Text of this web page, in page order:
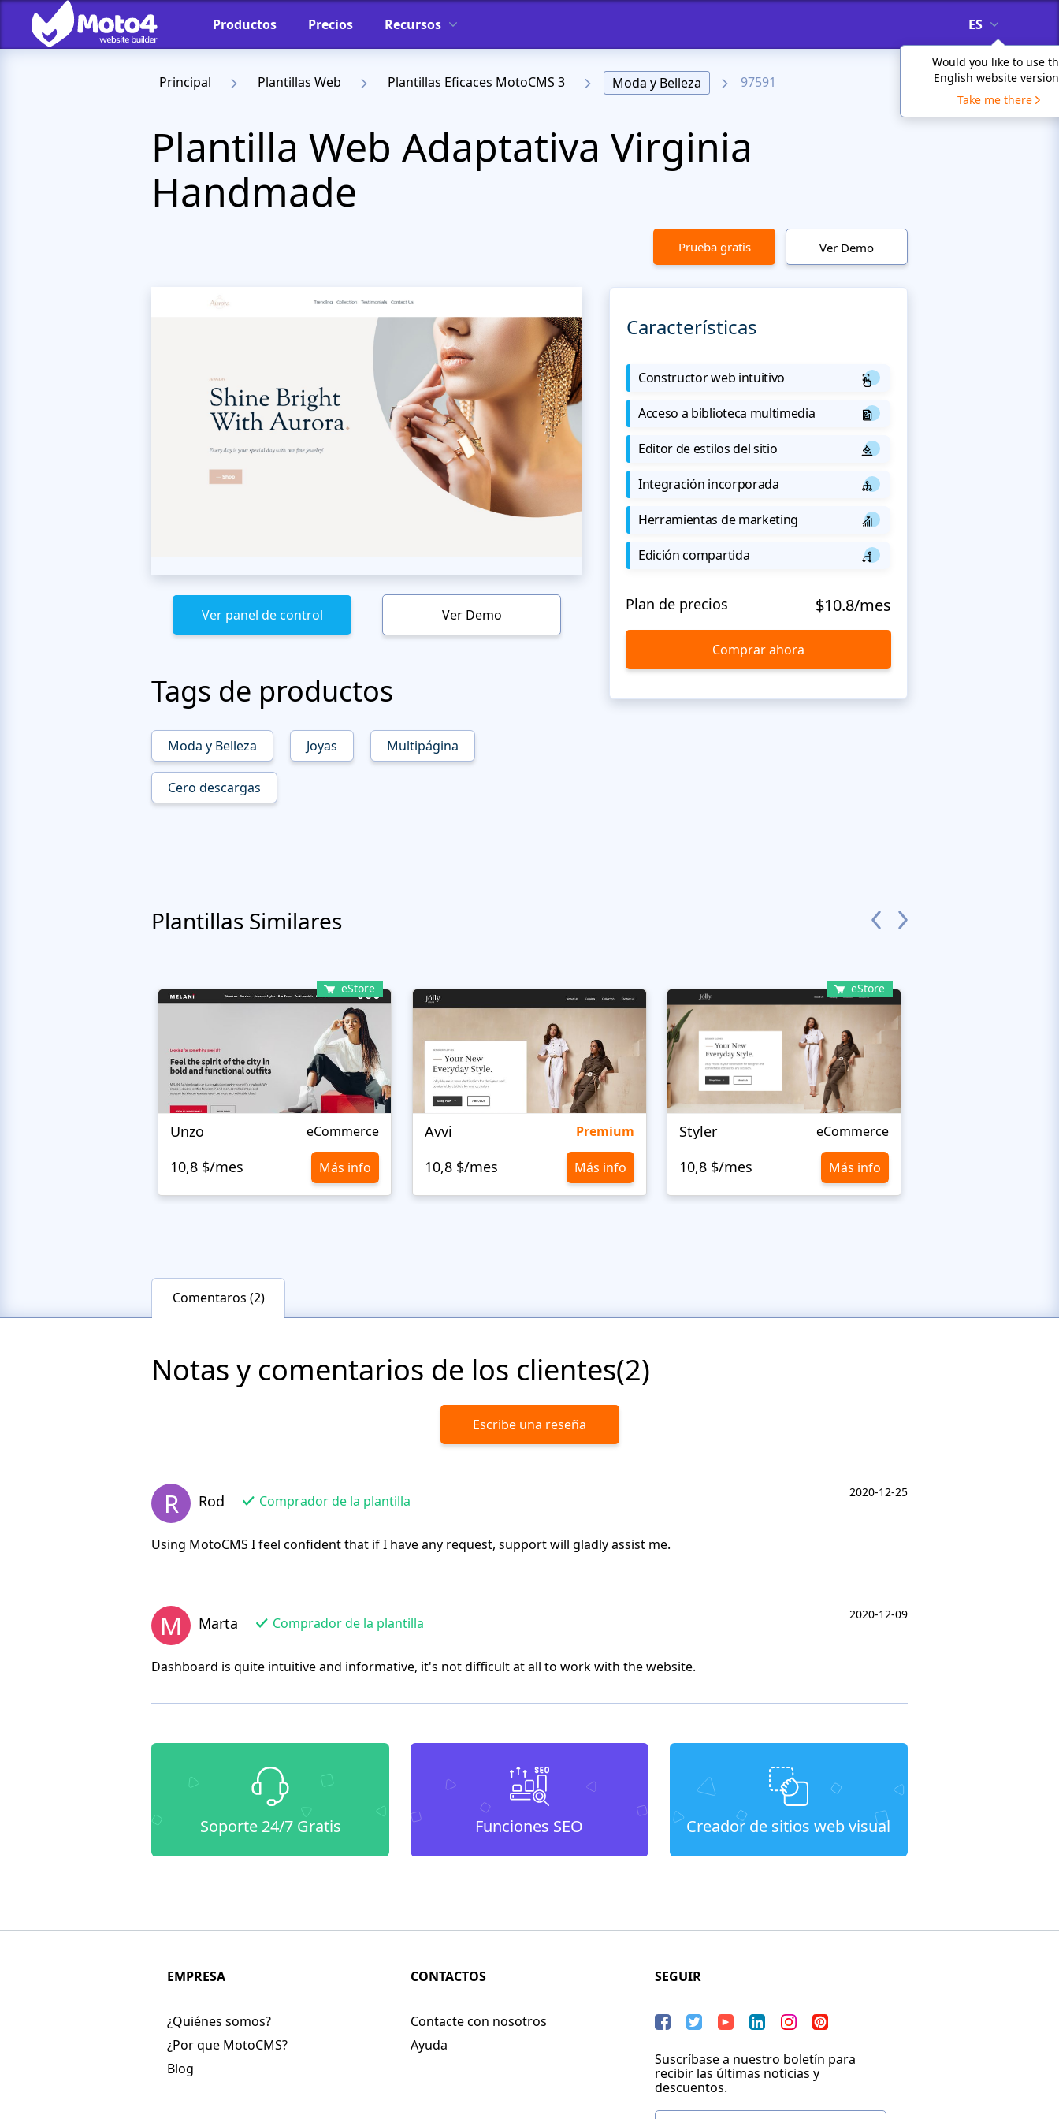
Productos Precios Recursos ES
Would you like to use
English website
Take me there
Principal Plantillas Web Plantillas Eficaces MotoCMS 3 Moda y Belleza 97591
Plantilla Web Adaptativa Virginia
Handmade
Prueba gratis Ver Demo
Ver panel de control Ver Demo
Tags de productos
Moda y Belleza Joyas Multipágina
Cero descargas
Características
Constructor web intuitivo
Acceso a biblioteca multimedia
Editor de estilos del sitio
Integración incorporada
Herramientas de marketing
Edición compartida
Plan de precios $10.8/mes
Comprar ahora
Plantillas Similares
eStore
Unzo eCommerce
10,8 $/mes Más info
Avvi Premium
10,8 $/mes Más info
eStore
Styler eCommerce
10,8 $/mes Más info
Comentaros (2)
Notas y comentarios de los clientes(2)
Escribe una reseña
R Rod Comprador de la plantilla
2020-12-25
Using MotoCMS I feel confident that if I have any request, support will gladly assist me.
M Marta Comprador de la plantilla
2020-12-09
Dashboard is quite intuitive and informative, it's not difficult at all to work with the website.
Soporte 24/7 Gratis Funciones SEO Creador de sitios web visual
EMPRESA
¿Quiénes somos?
¿Por que MotoCMS?
Blog
CONTACTOS
Contacte con nosotros
Ayuda
SEGUIR
Suscríbase a nuestro boletín para
recibir las últimas noticias y
descuentos.